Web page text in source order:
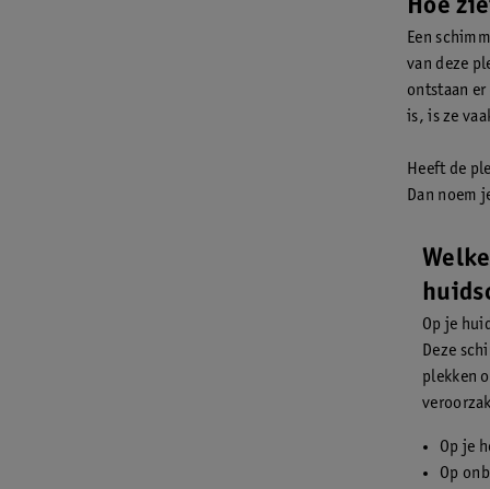
Hoe
Een
van deze
ontstaan er
is, is ze
Heeft de
Dan noem
Op je
Deze
plekken
Op je
Op